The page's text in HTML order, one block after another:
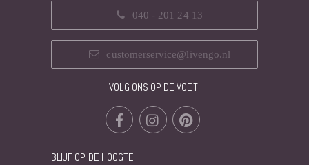
040 - 201 24 13
customerservice@livengo.nl
VOLG ONS OP DE VOET!
BLIJF OP DE HOOGTE